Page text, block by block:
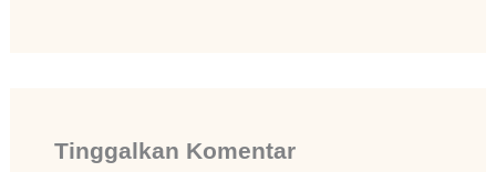
Tinggalkan Komentar